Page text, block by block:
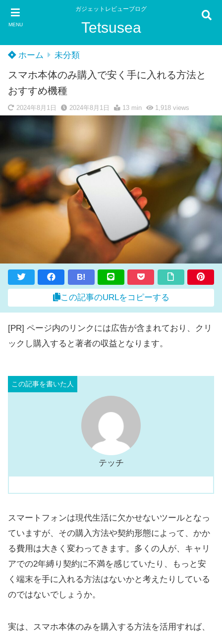
MENU
ガジェットレビューブログ
Tetsusea
ホーム 未分類
スマホ本体のみ購入で安く手に入れる方法と
おすすめ機種
2024年8月1日 2024年8月1日 13 min 1,918views
B!
この記事のURLをコピーする
[PR] ページ内のリンクには広告が含まれており、クリ
ックし購入すると著者の収益となります。
テッチ
スマートフォンは現代生活に欠かせないツールとなっ
ていますが、その購入方法や契約形態によって、かか
る費用は大きく変わってきます。多くの人が、キャリ
アでの2年縛り契約に不満を感じていたり、もっと安
く端末を手に入れる方法はないかと考えたりしている
のではないでしょうか。
実は、スマホ本体のみを購入する方法を活用すれば、